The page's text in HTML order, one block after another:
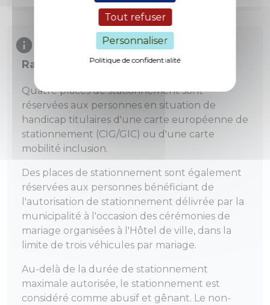
Tout refuser
Personnaliser
Politique de confidentialité
Rappel
Quatre places de stationnement sont
réservées aux personnes en situation de
handicap titulaires d'une carte européenne de
stationnement (CIG/GIC) ou d'une carte
mobilité inclusion.
Des places de stationnement sont également
réservées aux personnes bénéficiant de
l'autorisation de stationnement délivrée par la
municipalité à l'occasion des cérémonies de
mariage organisées à l'Hôtel de ville, dans la
limite de trois véhicules par mariage.
Au-delà de la durée de stationnement
maximale autorisée, le stationnement est
considéré comme abusif et gênant. Le non-